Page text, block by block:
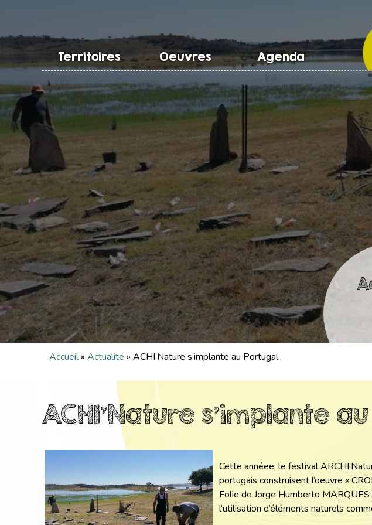
Territoires Oeuvres Agenda
Accueil» Actualité » ACHI’Nature s’implante au Portugal
ACHI’Nature s’implante
Cette annéee, le festival
portugais construisent l’oeuvre «
Folie de Jorge Humberto
l’utilisation d’éléments naturels